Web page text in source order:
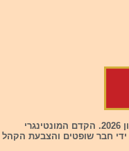
מונטינגרו חשפה את שמות 15 המשתתפים בקדם שלה לתחרות אירוויזיון 2026. הקדם המונטינגרי
המונטינגרי ייבחר על ידי חבר שופטים והצבעת הקהל